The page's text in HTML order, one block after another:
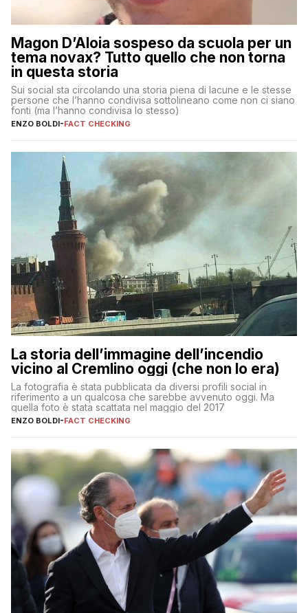
Magon D’Aloia sospeso da scuola per un
tema novax? Tutto quello che non torna
in questa storia
Sui social sta circolando una storia piena di lacune e le stesse
persone che l’hanno condivisa sottolineano come non ci siano
fonti (ma l’hanno condivisa lo stesso)
ENZO BOLDI-FACT CHECKING
La storia dell’immagine dell’incendio
vicino al Cremlino oggi (che non lo era)
La fotografia è stata pubblicata da diversi profili social in
riferimento a un qualcosa che sarebbe avvenuto oggi. Ma
quella foto è stata scattata nel maggio del 2017
ENZO BOLDI-FACT CHECKING